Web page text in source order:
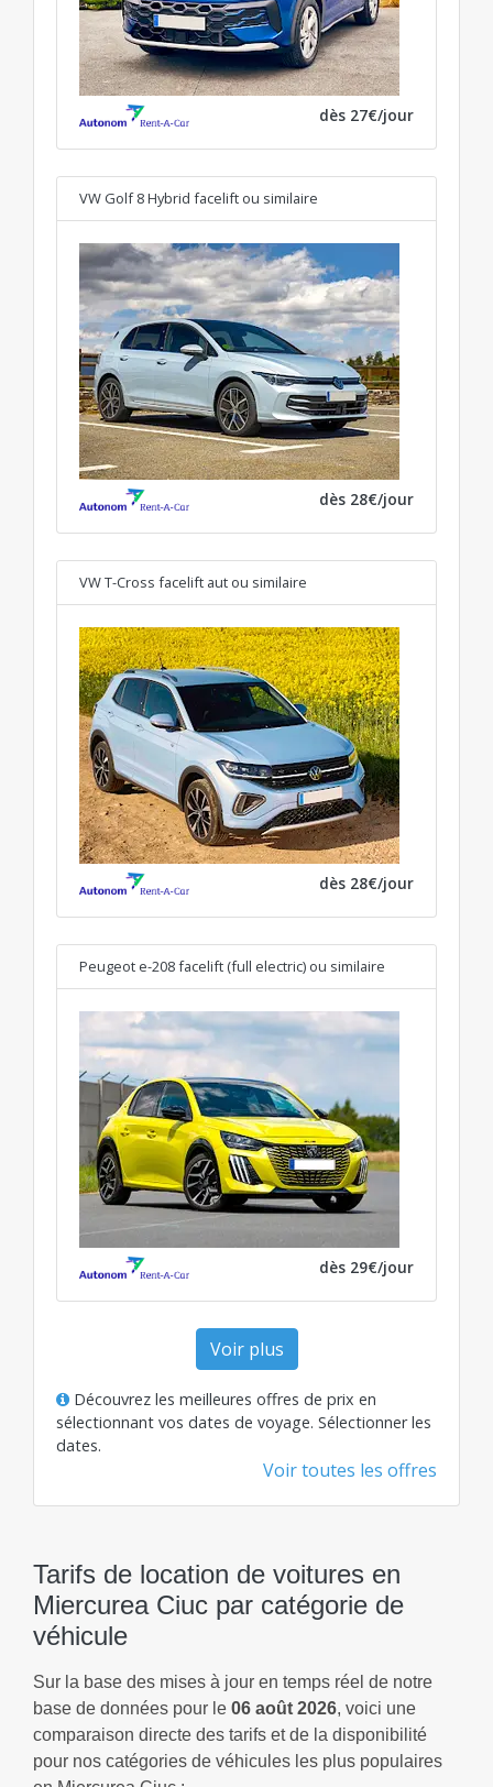
dès 27€/jour
VW Golf 8 Hybrid facelift ou similaire
dès 28€/jour
VW T-Cross facelift aut ou similaire
dès 28€/jour
Peugeot e-208 facelift (full electric) ou similaire
dès 29€/jour
Voir plus
Découvrez les meilleures offres de prix en
sélectionnant vos dates de voyage. Sélectionner les
dates.
Voir toutes les offres
Tarifs de location de voitures en
Miercurea Ciuc par catégorie de
véhicule
Sur la base des mises à jour en temps réel de notre
base de données pour le 06 août 2026, voici une
comparaison directe des tarifs et de la disponibilité
pour nos catégories de véhicules les plus populaires